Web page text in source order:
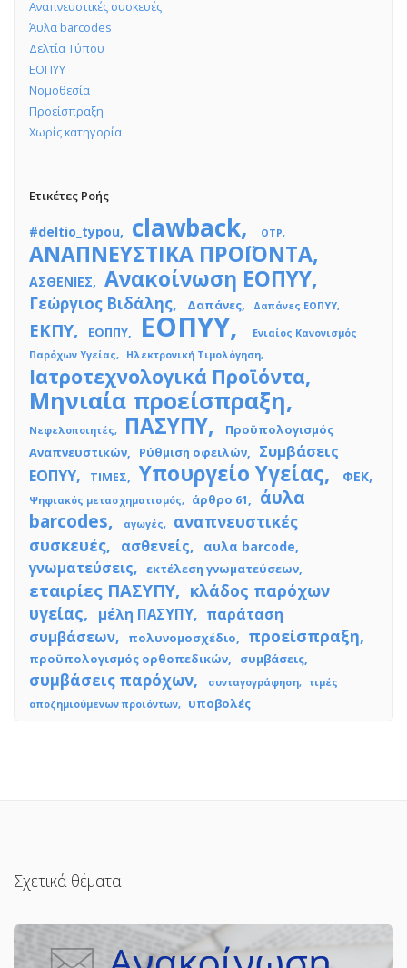
Αναπνευστικές συσκευές
Άυλα barcodes
Δελτία Τύπου
ΕΟΠΥΥ
Νομοθεσία
Προείσπραξη
Χωρίς κατηγορία
Ετικέτες Ροής
#deltio_typou clawback OTP
ΑΝΑΠΝΕΥΣΤΙΚΑ ΠΡΟΪΟΝΤΑ
ΑΣΘΕΝΙΕΣ Ανακοίνωση ΕΟΠΥΥ
Γεώργιος Βιδάλης Δαπάνες Δαπάνες ΕΟΠΥΥ
ΕΚΠΥ ΕΟΠΠΥ ΕΟΠΥΥ
Ενιαίος Κανονισμός
Παρόχων Υγείας
Ηλεκτρονική Τιμολόγηση
Ιατροτεχνολογικά Προϊόντα
Μηνιαία προείσπραξη
Νεφελοποιητές ΠΑΣΥΠΥ
Προϋπολογισμός
Αναπνευστικών
Ρύθμιση οφειλών
Συμβάσεις
ΕΟΠΥΥ
ΤΙΜΕΣ Υπουργείο Υγείας ΦΕΚ
Ψηφιακός μετασχηματισμός άρθρο 61
άυλα
barcodes
αγωγές
αναπνευστικές
συσκευές
ασθενείς αυλα barcode
γνωματεύσεις εκτέλεση γνωματεύσεων
εταιρίες ΠΑΣΥΠΥ
κλάδος παρόχων
υγείας
μέλη ΠΑΣΥΠΥ
παράταση
συμβάσεων
πολυνομοσχέδιο προείσπραξη
προϋπολογισμός ορθοπεδικών συμβάσεις
συμβάσεις παρόχων συνταγογράφηση
τιμές
αποζημιούμενων προϊόντων
υποβολές
Σχετικά θέματα